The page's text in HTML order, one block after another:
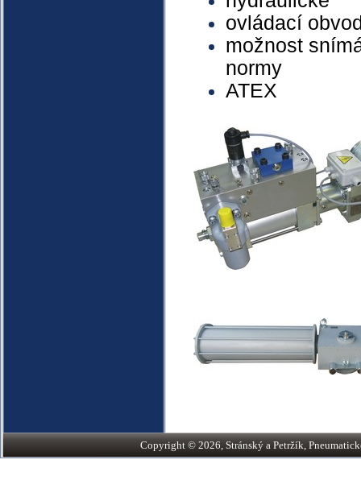
ovládací
možnost
normy
ATEX
Copyright © 2026, Stránský a Petržík,